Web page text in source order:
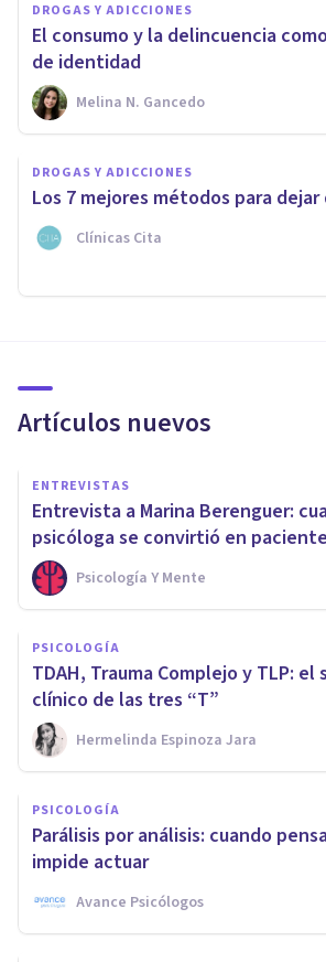
DROGAS Y ADICCIONES
El consumo y la delincuencia
de identidad
Melina N. Gancedo
DROGAS Y ADICCIONES
Los 7 mejores métodos para
Clínicas Cita
Artículos nuevos
ENTREVISTAS
Entrevista a Marina Berenguer:
psicóloga se convirtió en paciente
Psicología Y Mente
PSICOLOGÍA
TDAH, Trauma Complejo y TLP:
clínico de las tres “T”
Hermelinda Espinoza Jara
PSICOLOGÍA
Parálisis por análisis: cuando
impide actuar
Avance Psicólogos